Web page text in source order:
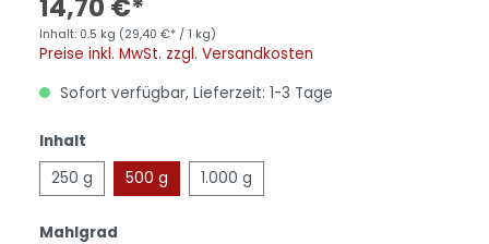
Inhalt: 0.5 kg (29,40 €* / 1 kg)
Preise inkl. MwSt. zzgl. Versandkosten
Sofort verfügbar, Lieferzeit: 1-3 Tage
Inhalt
250 g
500 g 1.000 g
Mahlgrad